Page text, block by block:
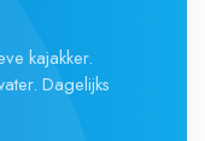
kajakker.
Dagelijks